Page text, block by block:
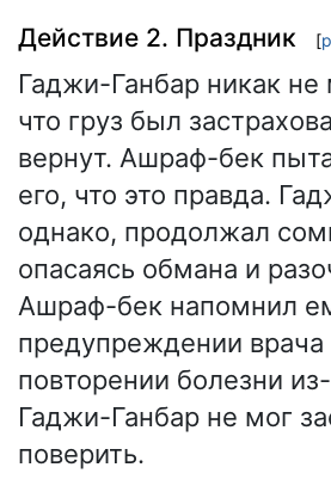
Действие 2. Праздник [
Гаджи-Ганбар никак не
что груз был
вернут. Ашраф-бек
его, что это правда.
однако, продолжал
опасаясь обмана и
Ашраф-бек напомнил
предупреждении
повторении болезни
Гаджи-Ганбар не мог
поверить.